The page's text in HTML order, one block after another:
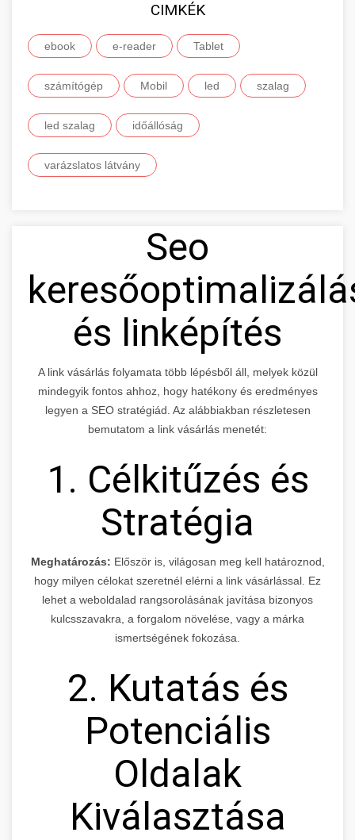
CIMKÉK
ebook e-reader Tablet
számítógép Mobil led szalag
led szalag időállóság
varázslatos látvány
Seo
és linképítés
A link vásárlás folyamata több lépésből áll, melyek közül
mindegyik fontos ahhoz, hogy hatékony és eredményes
legyen a SEO stratégiád. Az alábbiakban részletesen
bemutatom a link vásárlás menetét:
1. Célkitűzés és
Stratégia
Meghatározás: Először is, világosan meg kell határoznod,
hogy milyen célokat szeretnél elérni a link vásárlással. Ez
lehet a weboldalad rangsorolásának javítása bizonyos
kulcsszavakra, a forgalom növelése, vagy a márka
ismertségének fokozása.
2. Kutatás és
Potenciális
Oldalak
Kiválasztása